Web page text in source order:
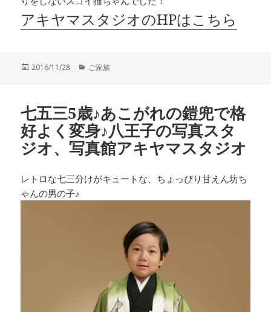
アキヤマスタジオのHPはこちら
投
2016/11/28
カ
ー
ご家族
七五三5歳♪あこがれの鎧兜で格
好よく変身♪八王子の写真スタ
ジオ、写真館アキヤマスタジオ
レトロな七三分けがキュートな、ちょっぴり甘えん坊ち
ゃんの男の子♪